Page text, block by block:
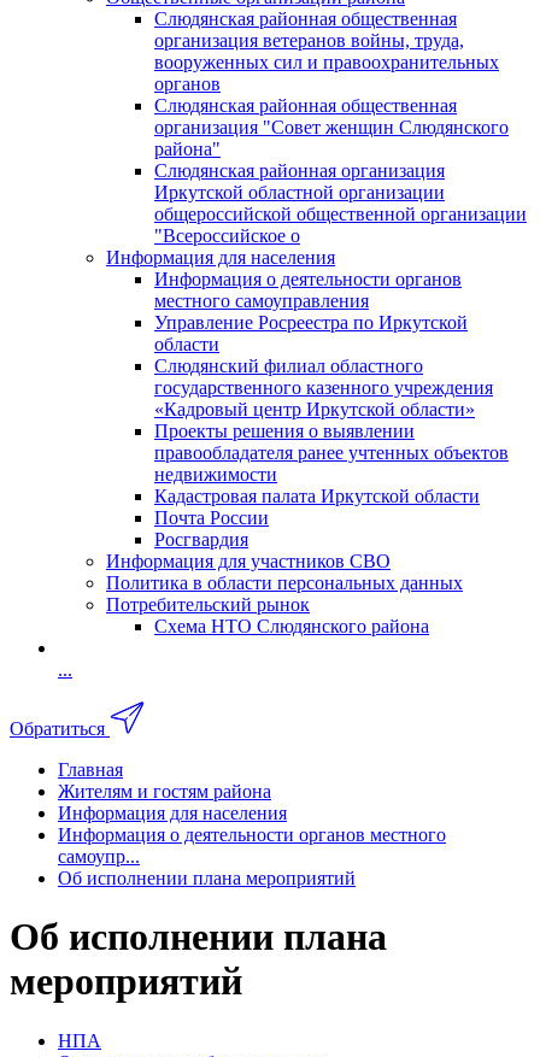
Слюдянская районная общественная
организация ветеранов войны, труда,
вооруженных сил и правоохранительных
органов
Слюдянская районная общественная
организация "Совет женщин Слюдянского
района"
Слюдянская районная организация
Иркутской областной организации
общероссийской общественной организации
"Всероссийское о
Информация для населения
Информация о деятельности органов
местного самоуправления
Управление Росреестра по Иркутской
области
Слюдянский филиал областного
государственного казенного учреждения
«Кадровый центр Иркутской области»
Проекты решения о выявлении
правообладателя ранее учтенных объектов
недвижимости
Кадастровая палата Иркутской области
Почта России
Росгвардия
Информация для участников СВО
Политика в области персональных данных
Потребительский рынок
Схема НТО Слюдянского района
...
Обратиться
Главная
Жителям и гостям района
Информация для населения
Информация о деятельности органов местного
самоупр...
Об исполнении плана мероприятий
Об исполнении плана
мероприятий
НПА